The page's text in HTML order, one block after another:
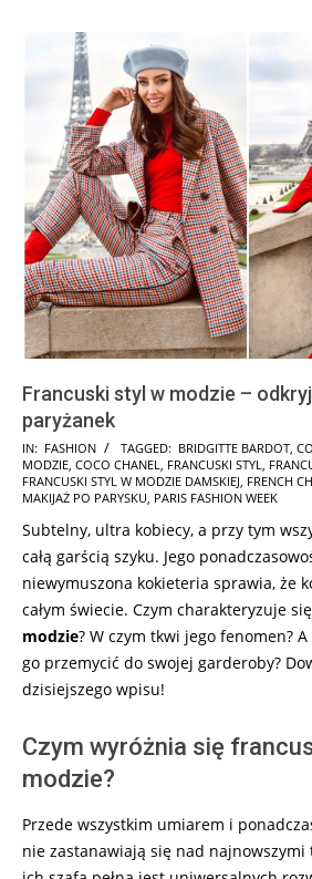
Francuski styl w modzie –
paryżanek
2025-
07-
31
IN: FASHION TAGGED: BRIDGITTE BARDOT,
MODZIE, COCO CHANEL, FRANCUSKI STYL,
FRANCUSKI STYL W MODZIE DAMSKIEJ, FRENCH
MAKIJAŻ PO PARYSKU, PARIS FASHION WEEK
Subtelny, ultra kobiecy, a przy tym
całą garścią szyku. Jego
niewymuszona kokieteria sprawia, że
całym świecie. Czym charakteryzuje się
modzie? W czym tkwi jego fenomen?
go przemycić do swojej garderoby?
dzisiejszego wpisu!
Czym wyróżnia się
modzie?
Przede wszystkim umiarem i
nie zastanawiają się nad